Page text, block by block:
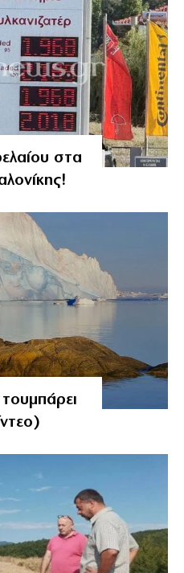
στα